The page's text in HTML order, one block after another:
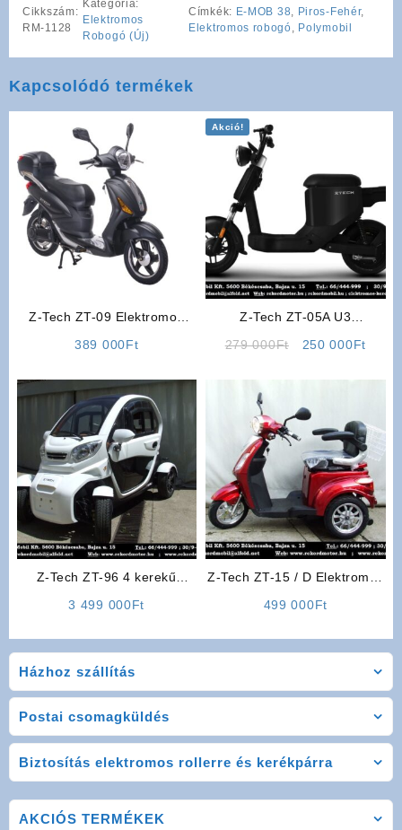
Házhoz szállítás
Postai csomagküldés
Biztosítás elektromos rollerre és kerékpárra
Cikkszám:
RM-1128
Kategória:
Elektromos
Robogó (Új)
Címkék: E-MOB 38 Piros-Fehér,
Elektromos robogó
Polymobil
Kapcsolódó termékek
Z-Tech ZT-09 Elektromos
389 000Ft
Akció!
Z-Tech ZT-05A U3
279 000Ft
Original
000Ft.
250 000Ft
is:
Z-Tech ZT-96 4 kerekű
3 499 000Ft
Z-Tech ZT-15 / D Elektromos
499 000Ft
AKCIÓS TERMÉKEK